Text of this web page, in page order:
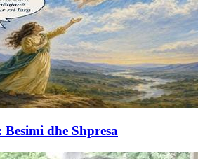
dhe Shpresa